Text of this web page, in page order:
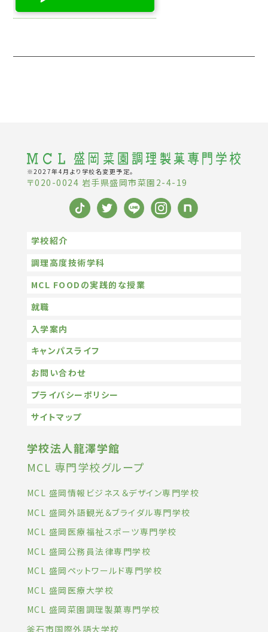
※2027年4月より学校名変更予定。
〒020-0024 岩手県盛岡市菜園2-4-19
学校紹介
調理高度技術学科
MCL FOODの実践的な授業
就職
入学案内
キャンパスライフ
お問い合わせ
プライバシーポリシー
サイトマップ
学校法人龍澤学館
MCL 専門学校グループ
MCL 盛岡情報ビジネス＆デザイン専門学校
MCL 盛岡外語観光＆ブライダル専門学校
MCL 盛岡医療福祉スポーツ専門学校
MCL 盛岡公務員法律専門学校
MCL 盛岡ペットワールド専門学校
MCL 盛岡医療大学校
MCL 盛岡菜園調理製菓専門学校
釜石市国際外語大学校